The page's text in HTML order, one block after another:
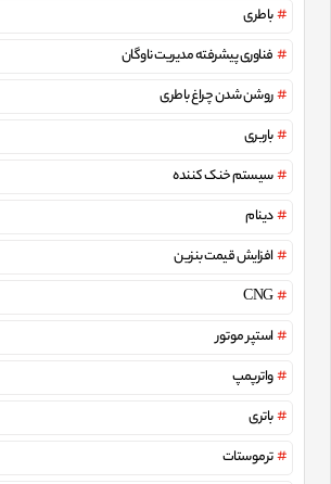
باطری
فناوری پیشرفته مدیریت ناوگان
روشن شدن چراغ باطری
باربری
سیستم خنک کننده
دینام
افزایش قیمت بنزین
CNG
استپر موتور
واترپمپ
باتری
ترموستات